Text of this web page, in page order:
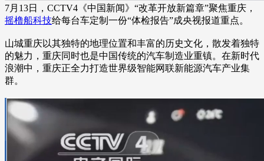
7月13日，CCTV4《中国新闻》“改革开放新篇章”聚焦重庆，
摇橹船科技给每台车定制一份“体检报告”成央视报道重点。
山城重庆以其独特的地理位置和丰富的历史文化，散发着独特
的魅力，重庆同时也是中国传统的汽车制造业重镇。在新时代
浪潮中，重庆正全力打造世界级智能网联新能源汽车产业集
群。